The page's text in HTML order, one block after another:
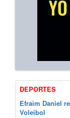
DEPORTES
Efraim Daniel
Voleibol